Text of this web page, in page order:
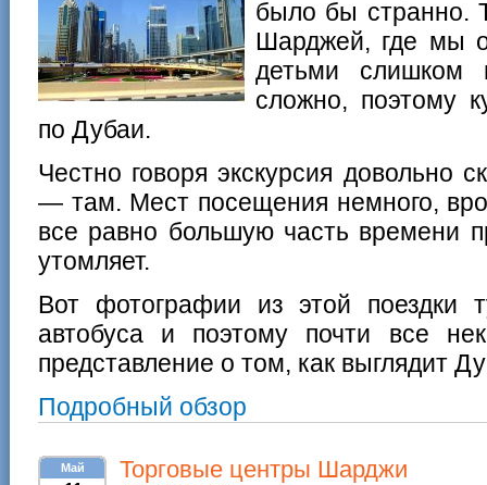
было бы странно.
Шарджей, где мы
детьми слишком
сложно, поэтому
по Дубаи.
Честно говоря экскурсия довольно
— там. Мест посещения немного,
все равно большую часть времени
утомляет.
Вот фотографии из этой поездки
автобуса и поэтому почти все
представление о том, как выглядит
Подробный обзор
Май Торговые центры Шарджи